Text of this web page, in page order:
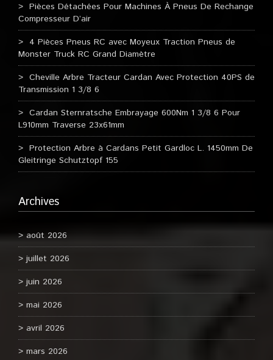
Pièces Détachées Pour Machines À Pneus De Rechange
Compresseur D’air
4 Pièces Pneus RC avec Moyeux Traction Pneus de
Monster Truck RC Grand Diamètre
Cheville Arbre Tracteur Cardan Avec Protection 40PS de
Transmission 1 3/8 6
Cardan Sternratsche Embrayage 600Nm 1 3/8 6 Pour
L910mm Traverse 23x61mm
Protection Arbre à Cardans Petit Gardloc L. 1450mm De
Gleitringe Schutztopf 155
Archives
août 2026
juillet 2026
juin 2026
mai 2026
avril 2026
mars 2026